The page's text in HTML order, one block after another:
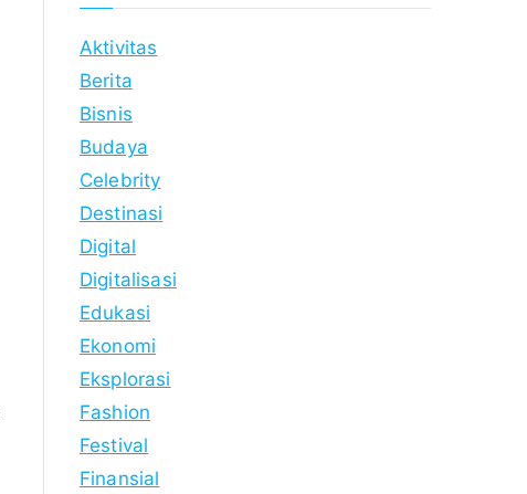
Aktivitas
Berita
Bisnis
Budaya
Celebrity
Destinasi
Digital
Digitalisasi
Edukasi
Ekonomi
Eksplorasi
Fashion
Festival
Finansial